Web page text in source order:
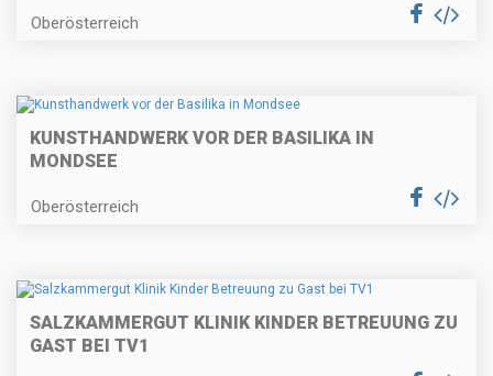
Oberösterreich
KUNSTHANDWERK VOR DER BASILIKA IN
MONDSEE
Oberösterreich
SALZKAMMERGUT KLINIK KINDER BETREUUNG ZU
GAST BEI TV1